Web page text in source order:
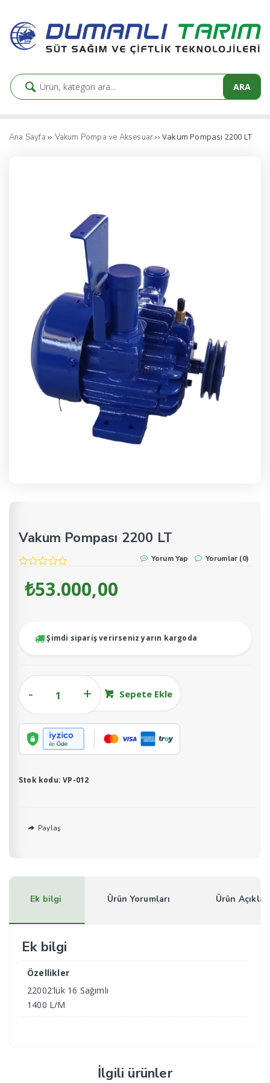
ARA
Ana Sayfa ›› Vakum Pompa ve Aksesuar›› Vakum Pompası 2200 LT
Vakum Pompası 2200 LT
Yorum Yap Yorumlar (0)
₺53.000,00
Şimdi sipariş verirseniz yarın kargoda
LT
adet
Sepete Ekle
Stok kodu:VP-012
Paylaş
Ek bilgi Ürün Yorumları Ürün
Ek bilgi
Özellikler
22002'lük 16 Sağımlı
1400 L/M
İlgili ürünler